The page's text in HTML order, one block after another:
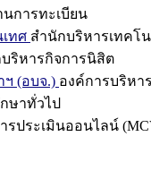
นการทะเบียน
ทศ สำนักบริหารเทคโ
ริหารกิจการนิสิต
(อบจ.) องค์การบริหา
ษาทั่วไป
รประเมินออนไลน์